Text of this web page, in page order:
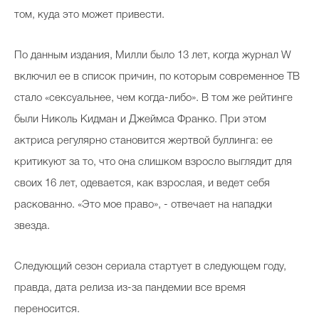
том, куда это может привести.
По данным издания, Милли было 13 лет, когда журнал W
включил ее в список причин, по которым современное ТВ
стало «сексуальнее, чем когда-либо». В том же рейтинге
были Николь Кидман и Джеймса Франко. При этом
актриса регулярно становится жертвой буллинга: ее
критикуют за то, что она слишком взросло выглядит для
своих 16 лет, одевается, как взрослая, и ведет себя
раскованно. «Это мое право», - отвечает на нападки
звезда.
Следующий сезон сериала стартует в следующем году,
правда, дата релиза из-за пандемии все время
переносится.